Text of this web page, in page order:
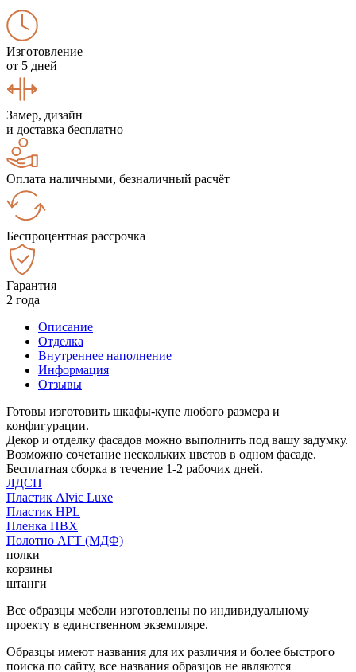
Изготовление
от 5 дней
Замер, дизайн
и доставка бесплатно
Оплата наличными, безналичный расчёт
Беспроцентная рассрочка
Гарантия
2 года
Описание
Отделка
Внутреннее наполнение
Информация
Отзывы
Готовы изготовить шкафы-купе любого размера и
конфигурации.
Декор и отделку фасадов можно выполнить под вашу задумку.
Возможно сочетание нескольких цветов в одном фасаде.
Бесплатная сборка в течение 1-2 рабочих дней.
ЛДСП
Пластик Alvic Luxe
Пластик HPL
Пленка ПВХ
Полотно АГТ (МДФ)
полки
корзины
штанги
Все образцы мебели изготовлены по индивидуальному
проекту в единственном экземпляре.
Образцы имеют названия для их различия и более быстрого
поиска по сайту, все названия образцов не являются